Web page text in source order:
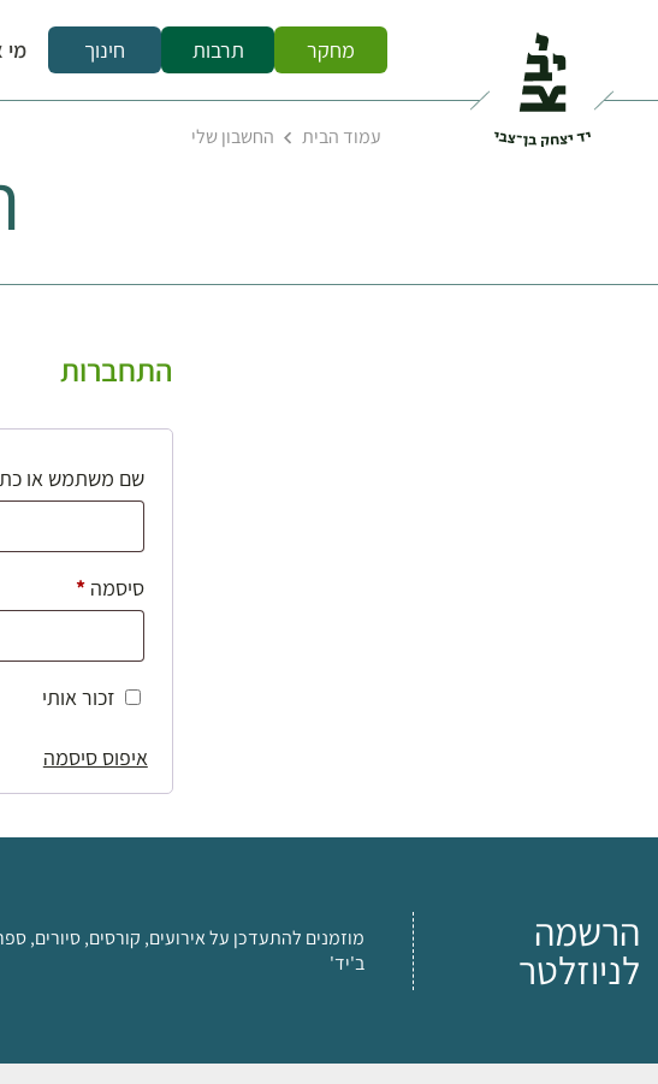
מחקר תרבות חינוך מי
עמוד הבית החשבון שלי
התחברות
שם משתמש או
סיסמה*חובה
זכור אותי
איפוס סיסמה
הרשמה
לניוזלטר
מוזמנים להתעדכן על אירועים, קורסים, סיורים,
ב'יד'